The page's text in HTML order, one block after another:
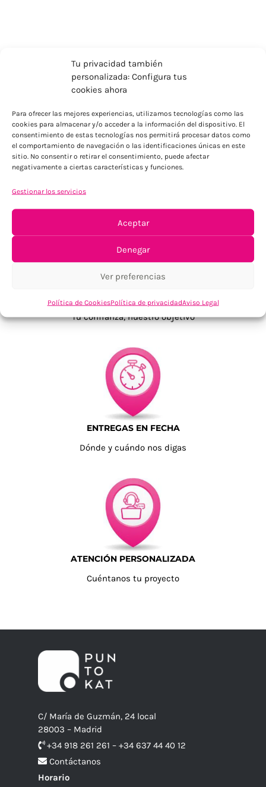
Tu privacidad también
personalizada: Configura tus
cookies ahora
Para ofrecer las mejores experiencias, utilizamos tecnologías como las
cookies para almacenar y/o acceder a la información del dispositivo. El
consentimiento de estas tecnologías nos permitirá procesar datos como
el comportamiento de navegación o las identificaciones únicas en este
sitio. No consentir o retirar el consentimiento, puede afectar
negativamente a ciertas características y funciones.
Gestionar los servicios
Aceptar
Denegar
Ver preferencias
Política de CookiesPolítica de privacidadAviso Legal
ENVÍOS ECONÓMICOS
Para Península, resto consultar
TU SATISFACCIÓN = LA NUESTRA
Tu confianza, nuestro objetivo
ENTREGAS EN FECHA
Dónde y cuándo nos digas
ATENCIÓN PERSONALIZADA
Cuéntanos tu proyecto
C/ María de Guzmán, 24 local
28003 – Madrid
+34 918 261 261 – +34 637 44 40 12
Contáctanos
Horario